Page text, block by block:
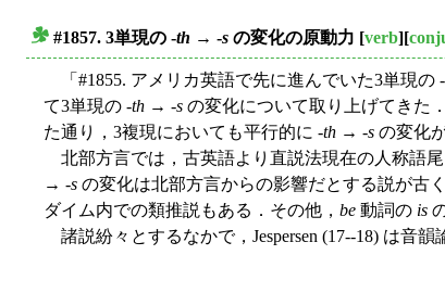
#1857. 3単現の -th → -s の変化の原動力 [verb][
「#1855. アメリカ英語で先に進んでいた3単現の -
て3単現の -th → -s の変化について取り上げてきた
た通り，3複現においても平行的に -th → -s の変化
北部方言では，古英語より直説法現在の人称語
→ -s の変化は北部方言からの影響だとする説が古
ダイム内での類推説もある．その他， be 動詞の is
諸説紛々とするなかで，Jespersen (17--18) は音